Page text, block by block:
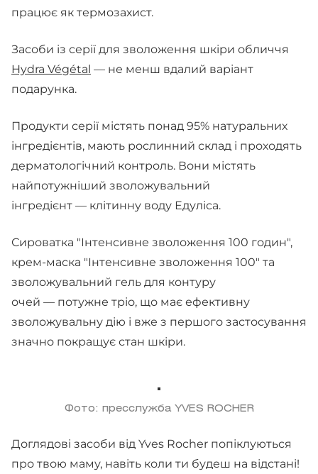
працює як термозахист.
Засоби із серії для зволоження шкіри обличчя
Hydra Végétal — не менш вдалий варіант
подарунка.
Продукти серії містять понад 95% натуральних
інгредієнтів, мають рослинний склад і проходять
дерматологічний контроль. Вони містять
найпотужніший зволожувальний
інгредієнт — клітинну воду Едуліса.
Сироватка "Інтенсивне зволоження 100 годин",
крем-маска "Інтенсивне зволоження 100" та
зволожувальний гель для контуру
очей — потужне тріо, що має ефективну
зволожувальну дію і вже з першого застосування
значно покращує стан шкіри.
Фото: пресслужба YVES ROCHER
Доглядові засоби від Yves Rocher попіклуються
про твою маму, навіть коли ти будеш на відстані!